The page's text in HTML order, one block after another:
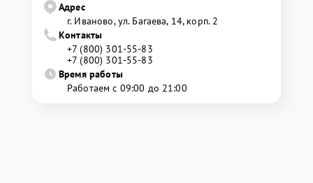
Адрес
г. Иваново, ул. Багаева, 14, корп. 2
Контакты
+7 (800) 301-55-83
+7 (800) 301-55-83
Время работы
Работаем с 09:00 до 21:00